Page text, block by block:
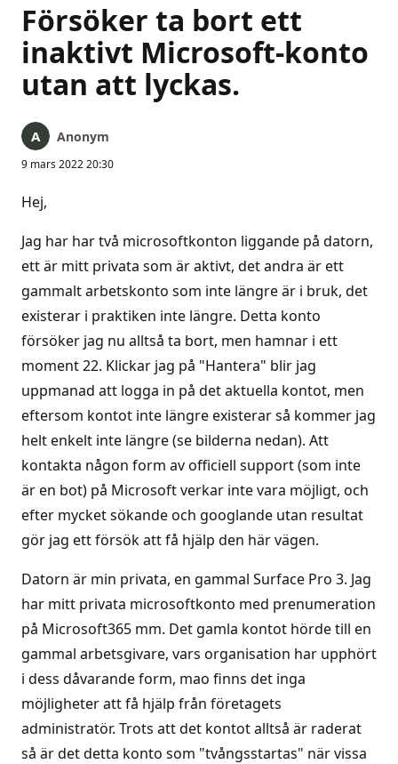
Försöker ta bort ett
inaktivt Microsoft-konto
utan att lyckas.
Anonym
9 mars 2022 20:30
Hej,
Jag har har två microsoftkonton liggande på datorn,
ett är mitt privata som är aktivt, det andra är ett
gammalt arbetskonto som inte längre är i bruk, det
existerar i praktiken inte längre. Detta konto
försöker jag nu alltså ta bort, men hamnar i ett
moment 22. Klickar jag på "Hantera" blir jag
uppmanad att logga in på det aktuella kontot, men
eftersom kontot inte längre existerar så kommer jag
helt enkelt inte längre (se bilderna nedan). Att
kontakta någon form av officiell support (som inte
är en bot) på Microsoft verkar inte vara möjligt, och
efter mycket sökande och googlande utan resultat
gör jag ett försök att få hjälp den här vägen.
Datorn är min privata, en gammal Surface Pro 3. Jag
har mitt privata microsoftkonto med prenumeration
på Microsoft365 mm. Det gamla kontot hörde till en
gammal arbetsgivare, vars organisation har upphört
i dess dåvarande form, mao finns det inga
möjligheter att få hjälp från företagets
administratör. Trots att det kontot alltså är raderat
så är det detta konto som "tvångsstartas" när vissa